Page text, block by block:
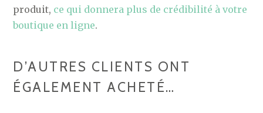
produit, ce qui donnera plus de crédibilité à votre
boutique en ligne.
D’AUTRES CLIENTS ONT
ÉGALEMENT ACHETÉ…